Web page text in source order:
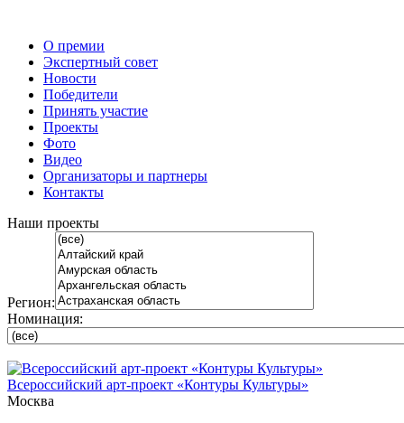
О премии
Экспертный совет
Новости
Победители
Принять участие
Проекты
Фото
Видео
Организаторы и партнеры
Контакты
Наши проекты
Регион:
Номинация:
Всероссийский арт-проект «Контуры Культуры»
Москва